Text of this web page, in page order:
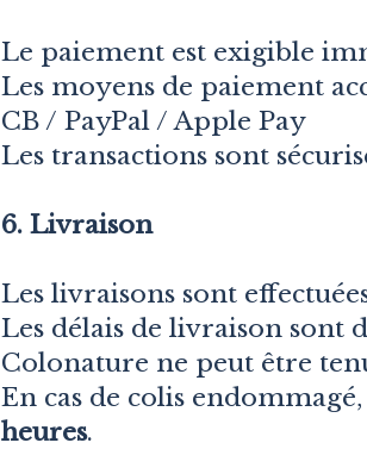
Le paiement est exigible
Les moyens de paiement
CB / PayPal / Apple Pay
Les transactions sont
6. Livraison
Les livraisons sont
Les délais de livraison sont
Colonature ne peut être
En cas de colis
heures.